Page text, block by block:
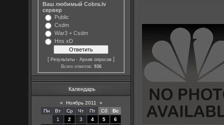
Ваш любимый Cobra.lv
сервер
Public
Csdm
War3 + Csdm
Hns xD
[Результаты ·Архив опросов ]
Всего ответов: 936
Календарь
« Ноябрь 2011
»
Пн
Вт Ср Чт Пт Сб
Вс
1
2 3 4 5
6